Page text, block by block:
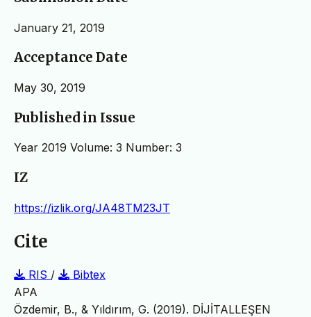
January 21, 2019
Acceptance Date
May 30, 2019
Published in Issue
Year 2019 Volume: 3 Number: 3
IZ
https://izlik.org/JA48TM23JT
Cite
RIS /
Bibtex
APA
Özdemir, B., & Yıldırım, G. (2019). DİJİTALLEŞEN